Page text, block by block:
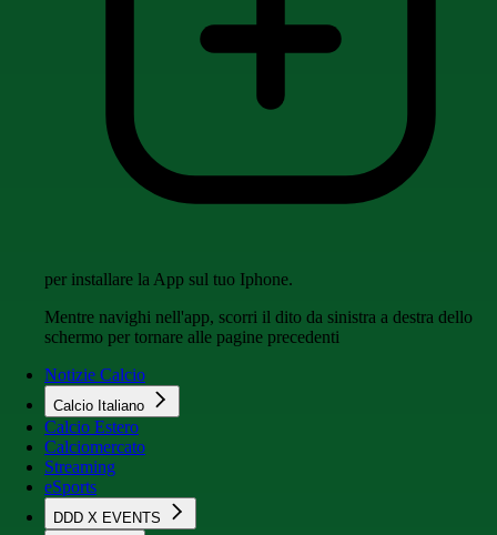
per installare la App sul tuo Iphone.
Mentre navighi nell'app, scorri il dito da sinistra a destra dello
schermo per tornare alle pagine precedenti
Notizie Calcio
Calcio Italiano
Calcio Estero
Calciomercato
Streaming
eSports
DDD X EVENTS